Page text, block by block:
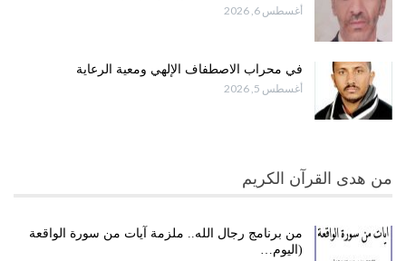
أغسطس 6, 2026
في محراب الاصطفاف الإلهي ومعية الرعاية
أغسطس 5, 2026
من هدى القرآن الكريم
من برنامج رجال الله.. ملزمة آيات من سورة الواقعة
(اليوم…